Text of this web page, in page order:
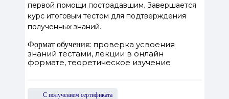
первой помощи пострадавшим. Завершается
курс итоговым тестом для подтверждения
полученных знаний.
Формат обучения: проверка усвоения
знаний тестами, лекции в онлайн
формате, теоретическое изучение
С получением сертификата